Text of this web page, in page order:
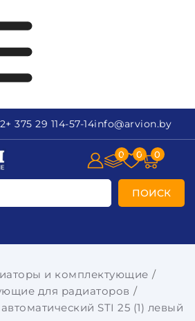
+ 375 29 114-57-14info@arvion.by
ПОИСК
0 0 0
и комплектующие
для радиаторов
STI 25 (1) левый